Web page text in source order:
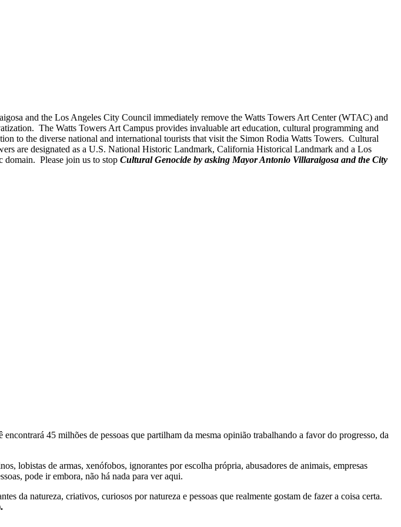
and the Los Angeles City Council immediately remove the Watts Towers Art Center (WTAC) and
The Watts Towers Art Campus provides invaluable art education, cultural programming and
to the diverse national and international tourists that visit the Simon Rodia Watts Towers. Cultural
are designated as a U.S. National Historic Landmark, California Historical Landmark and a Los
Please join us to stop Cultural Genocide by asking Mayor Antonio Villaraigosa and the City
45 milhões de pessoas que partilham da mesma opinião trabalhando a favor do progresso, da
lobistas de armas, xenófobos, ignorantes por escolha própria, abusadores de animais, empresas
pode ir embora, não há nada para ver aqui.
da natureza, criativos, curiosos por natureza e pessoas que realmente gostam de fazer a coisa certa.